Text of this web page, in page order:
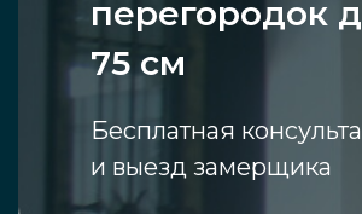
перегородок
75 см
Бесплатная
и выезд замерщика